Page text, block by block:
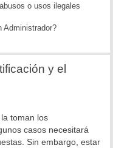
o usos ilegales
Administrador?
y el
toman los
casos necesitará
Sin embargo, estar